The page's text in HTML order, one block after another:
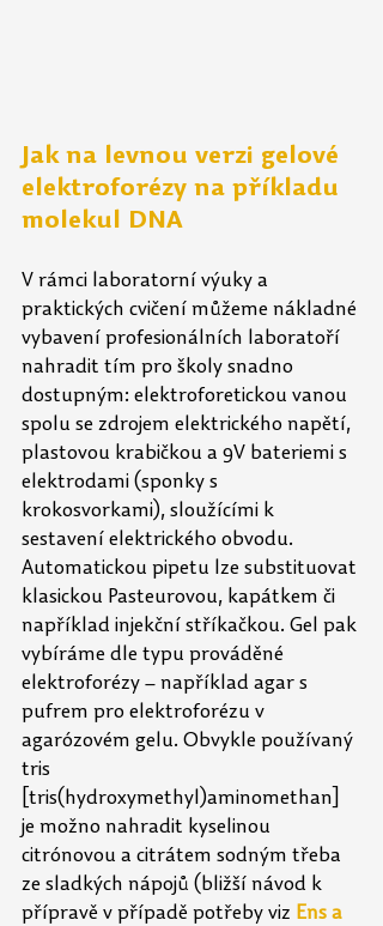
Jak na levnou verzi gelové
elektroforézy na příkladu
molekul DNA
V rámci laboratorní výuky a
praktických cvičení můžeme nákladné
vybavení profesionálních laboratoří
nahradit tím pro školy snadno
dostupným: elektroforetickou vanou
spolu se zdrojem elektrického napětí,
plastovou krabičkou a 9V bateriemi s
elektrodami (sponky s
krokosvorkami), sloužícími k
sestavení elektrického obvodu.
Automatickou pipetu lze substituovat
klasickou Pasteurovou, kapátkem či
například injekční stříkačkou. Gel pak
vybíráme dle typu prováděné
elektroforézy – například agar s
pufrem pro elektroforézu v
agarózovém gelu. Obvykle používaný
tris
[tris(hydroxymethyl)aminomethan]
je možno nahradit kyselinou
citrónovou a citrátem sodným třeba
ze sladkých nápojů (bližší návod k
přípravě v případě potřeby viz Ens a